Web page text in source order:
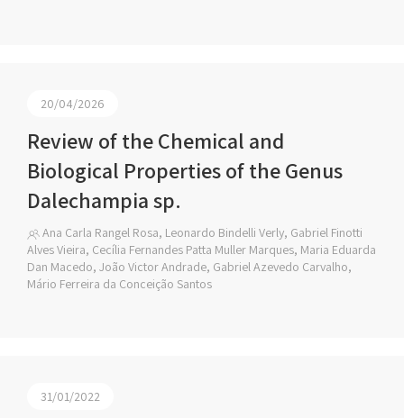
20/04/2026
Review of the Chemical and
Biological Properties of the Genus
Dalechampia sp.
Ana Carla Rangel Rosa, Leonardo Bindelli Verly, Gabriel Finotti
Alves Vieira, Cecília Fernandes Patta Muller Marques, Maria Eduarda
Dan Macedo, João Victor Andrade, Gabriel Azevedo Carvalho,
Mário Ferreira da Conceição Santos
31/01/2022